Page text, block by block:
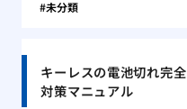
未分類
キーレスの電池切れ完全
対策マニュアル